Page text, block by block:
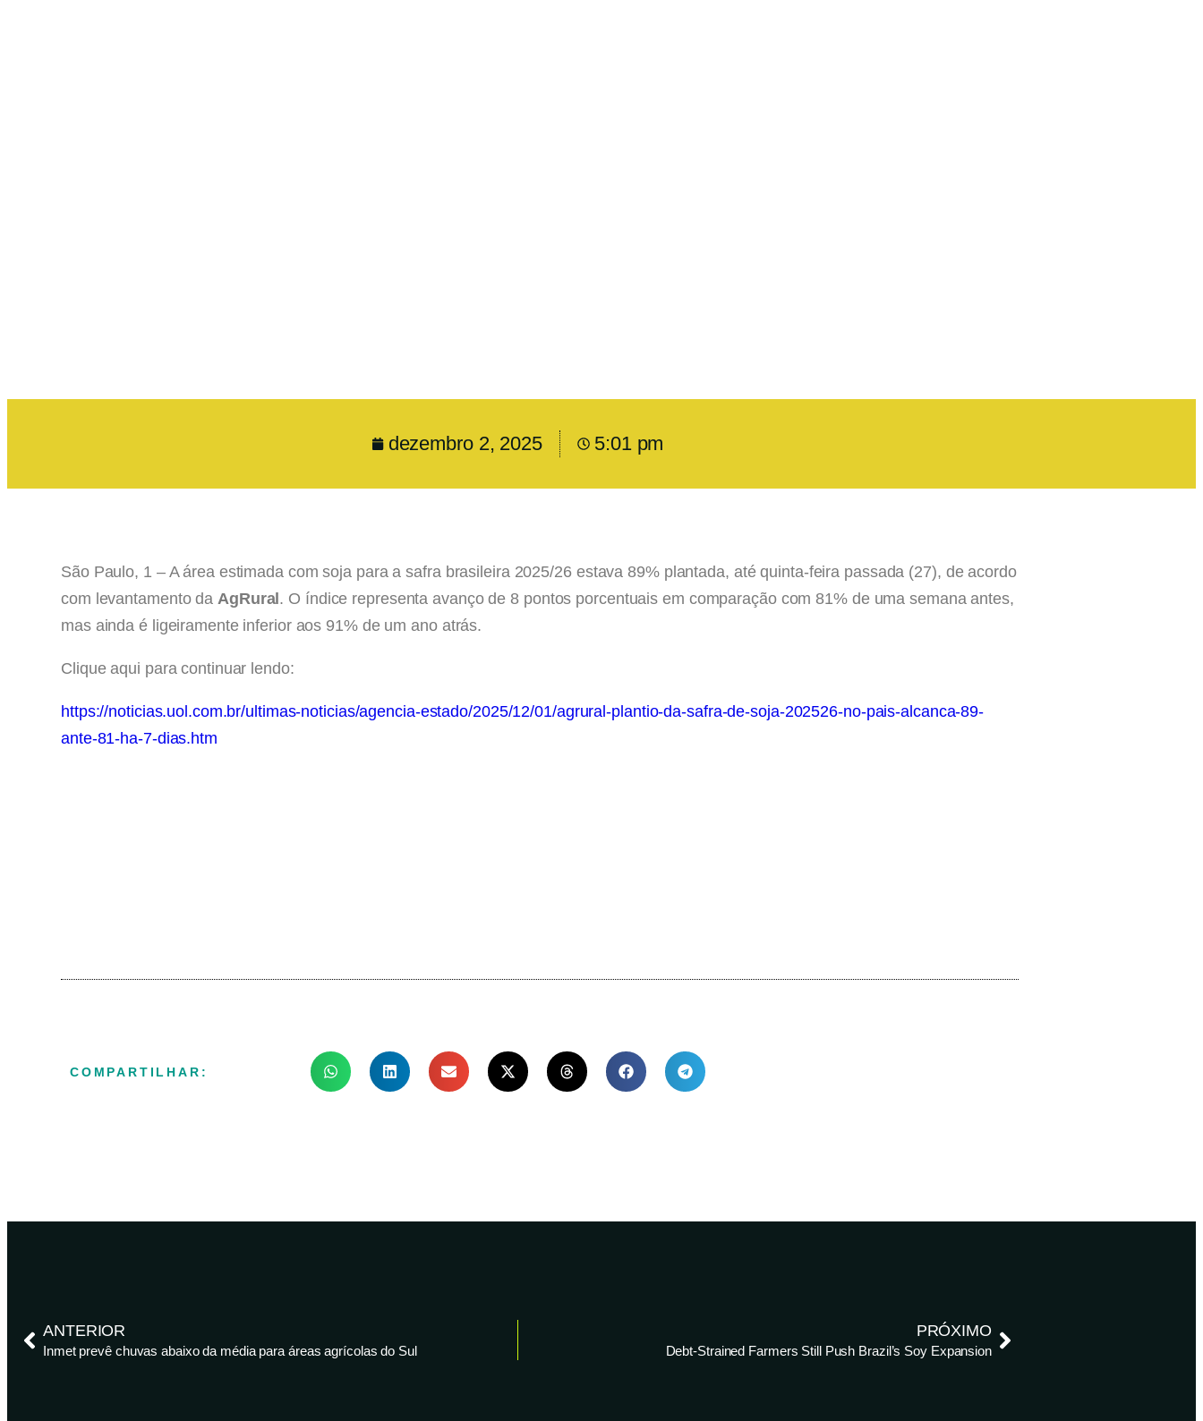
dezembro 2, 2025 5:01 pm
São Paulo, 1 – A área estimada com soja para a safra brasileira 2025/26 estava 89% plantada, até quinta-feira passada (27), de acordo
com levantamento da AgRural . O índice representa avanço de 8 pontos porcentuais em comparação com 81% de uma semana antes,
mas ainda é ligeiramente inferior aos 91% de um ano atrás.
Clique aqui para continuar lendo:
https://noticias.uol.com.br/ultimas-noticias/agencia-estado/2025/12/01/agrural-plantio-da-safra-de-soja-202526-no-pais-alcanca-89-
ante-81-ha-7-dias.htm
COMPARTILHAR:
ANTERIOR
Inmet prevê chuvas abaixo da média para áreas agrícolas do Sul
PRÓXIMO
Debt-Strained Farmers Still Push Brazil’s Soy Expansion